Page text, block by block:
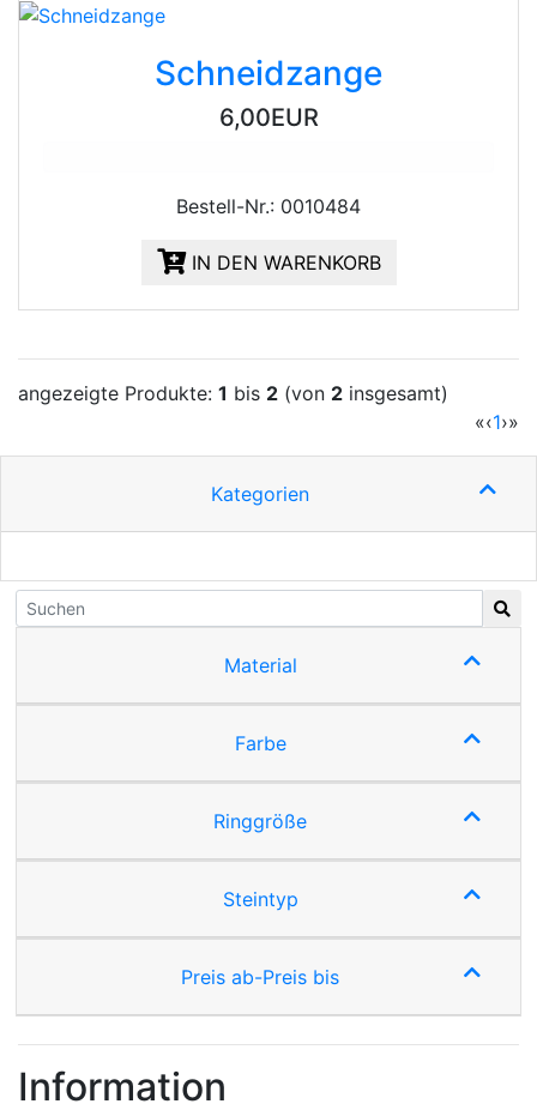
Schneidzange
6,00EUR
Bestell-Nr.: 0010484
IN DEN WARENKORB
angezeigte Produkte: 1 bis 2 (von 2 insgesamt)
«‹1›»
Kategorien
Material
Farbe
Ringgröße
Steintyp
Preis ab-Preis bis
Information